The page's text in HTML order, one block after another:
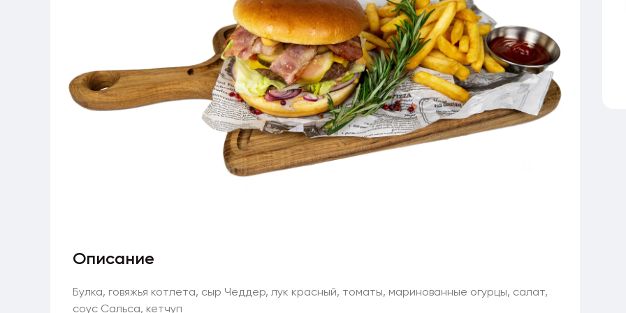
Описание
Булка, говяжья котлета, сыр Чеддер, лук красный, томаты, маринованные огурцы, салат,
соус Сальса, кетчуп